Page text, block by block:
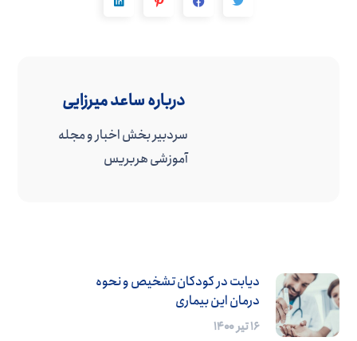
دربارهساعد میرزایی
سردبیر بخش اخبار و مجله
آموزشی هربریس
دیابت در کودکان تشخیص و نحوه
درمان این بیماری
۱۶ تیر ۱۴۰۰